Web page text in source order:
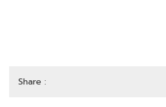
Share :